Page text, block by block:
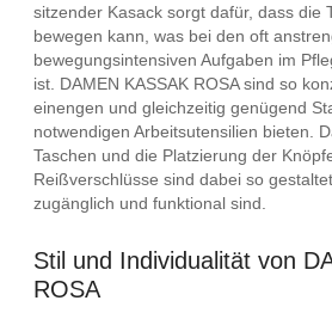
sitzender Kasack sorgt dafür, dass die
bewegen kann, was bei den oft
bewegungsintensiven Aufgaben im
ist. DAMEN KASSAK ROSA sind so
einengen und gleichzeitig genügend
notwendigen Arbeitsutensilien bieten.
Taschen und die Platzierung der
Reißverschlüsse sind dabei so
zugänglich und funktional sind.
Stil und Individualität von
ROSA